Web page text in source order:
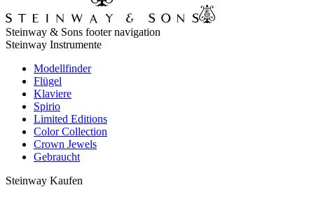
Steinway & Sons footer navigation
Steinway Instrumente
Modellfinder
Flügel
Klaviere
Spirio
Limited Editions
Color Collection
Crown Jewels
Gebraucht
Steinway Kaufen